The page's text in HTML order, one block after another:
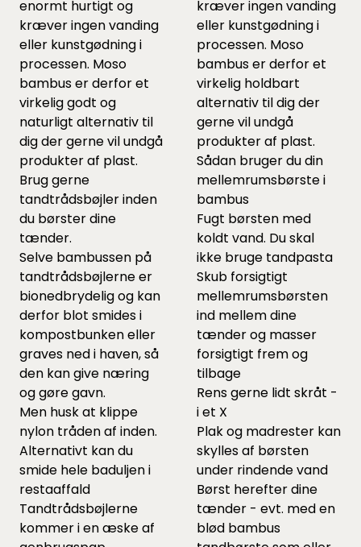
enormt hurtigt og
kræver ingen vanding
eller kunstgødning i
processen. Moso
bambus er derfor et
virkelig godt og
naturligt alternativ til
dig der gerne vil undgå
produkter af plast.
Brug gerne
tandtrådsbøjler inden
du børster dine
tænder.
Selve bambussen på
tandtrådsbøjlerne er
bionedbrydelig og kan
derfor blot smides i
kompostbunken eller
graves ned i haven, så
den kan give næring
og gøre gavn.
Men husk at klippe
nylon tråden af inden.
Alternativt kan du
smide hele baduljen i
restaaffald
Tandtrådsbøjlerne
kommer i en æske af
kræver ingen vanding
eller kunstgødning i
processen. Moso
bambus er derfor et
virkelig holdbart
alternativ til dig der
gerne vil undgå
produkter af plast.
Sådan bruger du din
mellemrumsbørste i
bambus
Fugt børsten med
koldt vand. Du skal
ikke bruge tandpasta
Skub forsigtigt
mellemrumsbørsten
ind mellem dine
tænder og masser
forsigtigt frem og
tilbage
Rens gerne lidt skråt -
i et X
Plak og madrester kan
skylles af børsten
under rindende vand
Børst herefter dine
tænder - evt. med en
blød bambus